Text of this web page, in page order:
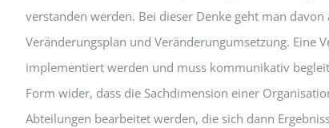
verstanden werden. Bei dieser Denke geht man
Veränderungsplan und Veränderungumsetzung. Eine
implementiert werden und muss kommunikativ
Form wider, dass die Sachdimension einer
Abteilungen bearbeitet werden, die sich dann